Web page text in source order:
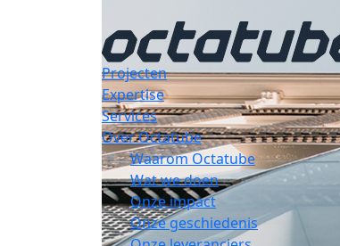
Projecten
Expertise
Services
Over Octatube
Waarom Octatube
Wat we doen
Onze impact
Onze geschiedenis